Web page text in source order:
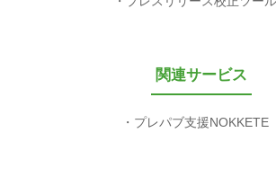
関連サービス
プレパブ支援NOKKETE